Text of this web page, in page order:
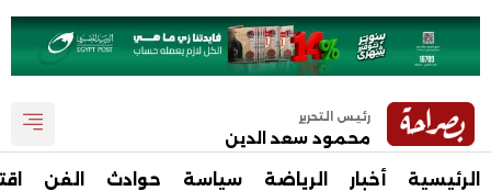
رئيس التحرير
محمود سعد الدين
الرئيسية أخبار الرياضة سياسة حوادث الفن